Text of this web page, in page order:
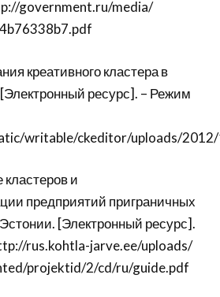
government.ru/media/
креативного кластера в
ресурс]. – Режим
writable/ckeditor/uploads/
кластеров и
предприятий приграничных
[Электронный ресурс].
rus.kohtla-jarve.ee/uploads/
projektid/2/cd/ru/guide.pdf